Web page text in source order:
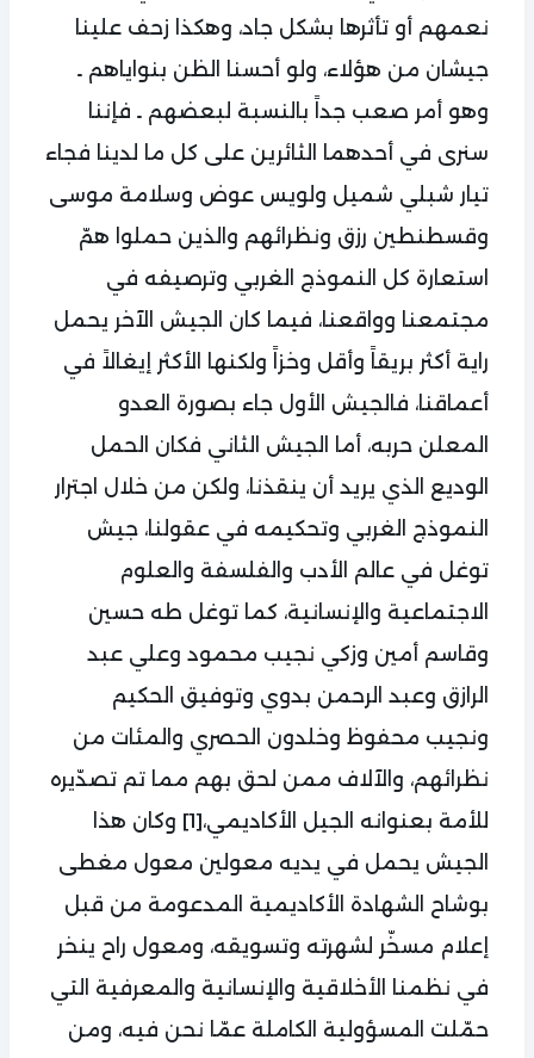
نعمهم أو تأثرها بشكل جاد، وهكذا زحف علينا
جيشان من هؤلاء، ولو أحسنا الظن بنواياهم ـ
وهو أمر صعب جداً بالنسبة لبعضهم ـ فإننا
سنرى في أحدهما الثائرين على كل ما لدينا فجاء
تيار شبلي شميل ولويس عوض وسلامة موسى
وقسطنطين رزق ونظرائهم والذين حملوا همّ
استعارة كل النموذج الغربي وترصيفه في
مجتمعنا وواقعنا، فيما كان الجيش الآخر يحمل
راية أكثر بريقاً وأقل وخزاً ولكنها الأكثر إيغالاً في
أعماقنا، فالجيش الأول جاء بصورة العدو
المعلن حربه، أما الجيش الثاني فكان الحمل
الوديع الذي يريد أن ينقذنا، ولكن من خلال اجترار
النموذج الغربي وتحكيمه في عقولنا، جيش
توغل في عالم الأدب والفلسفة والعلوم
الاجتماعية والإنسانية، كما توغل طه حسين
وقاسم أمين وزكي نجيب محمود وعلي عبد
الرازق وعبد الرحمن بدوي وتوفيق الحكيم
ونجيب محفوظ وخلدون الحصري والمئات من
نظرائهم، والآلاف ممن لحق بهم مما تم تصدّيره
للأمة بعنوانه الجيل الأكاديمي،[1]
وكان هذا
الجيش يحمل في يديه معولين معول مغطى
بوشاح الشهادة الأكاديمية المدعومة من قبل
إعلام مسخّر لشهرته وتسويقه، ومعول راح ينخر
في نظمنا الأخلاقية والإنسانية والمعرفية التي
حمّلت المسؤولية الكاملة عمّا نحن فيه، ومن